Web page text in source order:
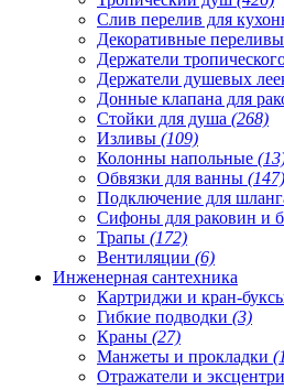
Слив перелив для
Декоративные
Держатели
Держатели душевых
Донные клапана для
Стойки для душа (268)
Изливы (109)
Колонны напольные
Обвязки для ванны (147)
Подключение для
Сифоны для раковин и
Трапы (172)
Вентиляции (6)
Инженерная сантехника
Картриджи и кран-
Гибкие подводки (3)
Краны (27)
Манжеты и прокладки
Отражатели и